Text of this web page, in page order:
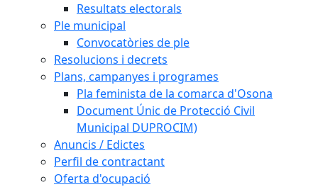
Resultats electorals
Ple municipal
Convocatòries de ple
Resolucions i decrets
Plans, campanyes i programes
Pla feminista de la comarca d'Osona
Document Únic de Protecció Civil
Municipal DUPROCIM)
Anuncis / Edictes
Perfil de contractant
Oferta d'ocupació